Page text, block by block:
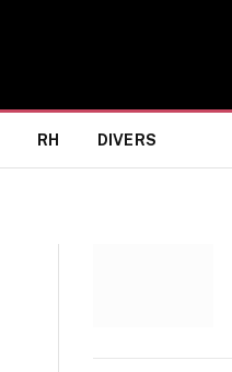
RH DIVERS